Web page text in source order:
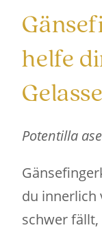
helfe
Potentilla
du innerlich
schwer fällt,